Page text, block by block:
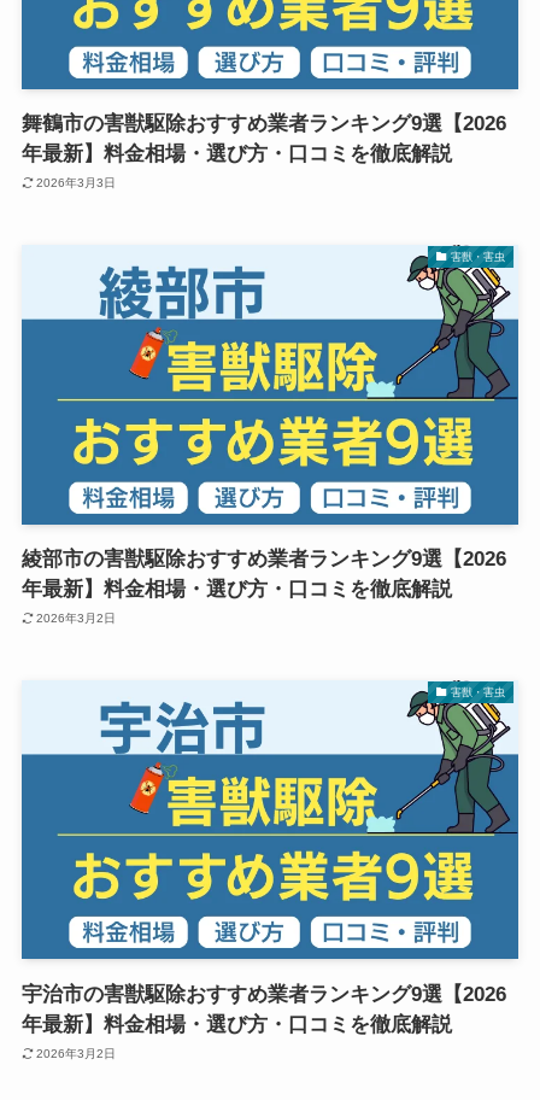
舞鶴市の害獣駆除おすすめ業者ランキング9選【2026
年最新】料金相場・選び方・口コミを徹底解説
2026年3月3日
害獣・害虫
綾部市の害獣駆除おすすめ業者ランキング9選【2026
年最新】料金相場・選び方・口コミを徹底解説
2026年3月2日
害獣・害虫
宇治市の害獣駆除おすすめ業者ランキング9選【2026
年最新】料金相場・選び方・口コミを徹底解説
2026年3月2日